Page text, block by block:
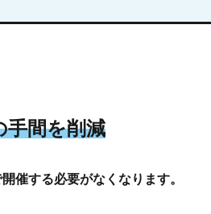
⼿間を削減
催する必要がなくなります。